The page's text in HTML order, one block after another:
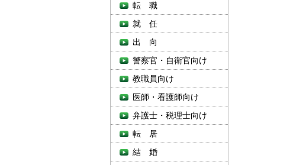
転 職
就 任
出 向
警察官・自衛官向け
教職員向け
医師・看護師向け
弁護士・税理士向け
転 居
結 婚